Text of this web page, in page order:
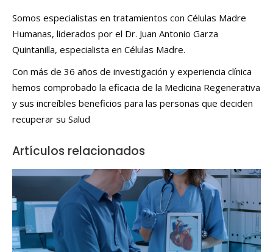
Somos especialistas en tratamientos con Células Madre
Humanas, liderados por el Dr. Juan Antonio Garza
Quintanilla, especialista en Células Madre.
Con más de 36 años de investigación y experiencia clínica
hemos comprobado la eficacia de la Medicina Regenerativa
y sus increíbles beneficios para las personas que deciden
recuperar su Salud
Artículos relacionados